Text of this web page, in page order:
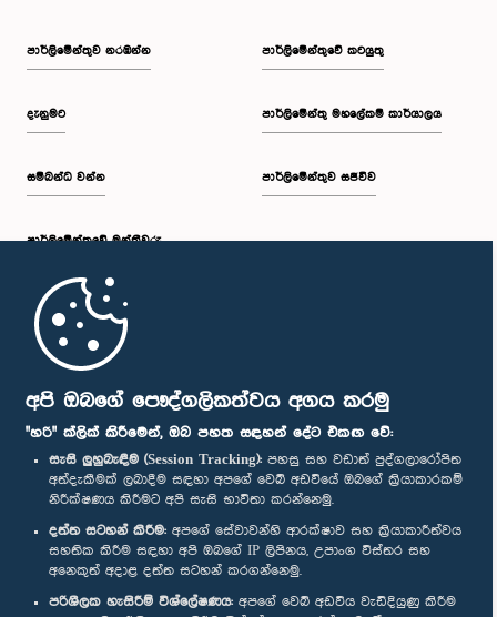
අපි ඔබගේ පෞද්ගලිකත්වය අගය කරමු
"හරි" ක්ලික් කිරීමෙන්, ඔබ පහත සඳහන් දේට එකඟ වේ:
සැසි ලුහුබැඳීම (Session Tracking): පහසු සහ වඩාත් පුද්ගලාරෝපිත
අත්දැකීමක් ලබාදීම සඳහා අපගේ වෙබ් අඩවියේ ඔබගේ ක්‍රියාකාරකම්
නිරීක්ෂණය කිරීමට අපි සැසි භාවිතා කරන්නෙමු.
දත්ත සටහන් කිරීම: අපගේ සේවාවන්හි ආරක්ෂාව සහ ක්‍රියාකාරීත්වය
සහතික කිරීම සඳහා අපි ඔබගේ IP ලිපිනය, උපාංග විස්තර සහ
අනෙකුත් අදාළ දත්ත සටහන් කරගන්නෙමු.
පරිශීලක හැසිරීම් විශ්ලේෂණය: අපගේ වෙබ් අඩවිය වැඩිදියුණු කිරීම
පාර්ලි‌මේන්තුව නරඹන්න
දැනුමට
සම්බන්ධ වන්න
පාර්ලි‌මේන්තුවේ මන්ත්‍රීවරු
මුල් පිටුව
පාර්ලිමේන්තුවේ කටයුතු
පාර්ලිමේන්තු මහලේකම් කාර්යාලය
පාර්ලිමේන්තුව සජීවීව
පාර්ලිමේන්තු ජංගම යෙදුම
අප හා සම්බන්ධ වී සිටින්න :
සම්මාන